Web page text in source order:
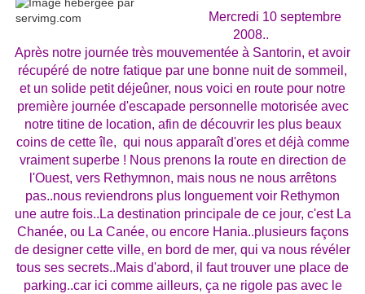
Mercredi 10 septembre
2008..
Après notre journée très mouvementée à Santorin, et avoir
récupéré de notre fatique par une bonne nuit de sommeil,
et un solide petit déjeûner, nous voici en route pour notre
première journée d'escapade personnelle motorisée avec
notre titine de location, afin de découvrir les plus beaux
coins de cette île, qui nous apparaît d'ores et déjà comme
vraiment superbe ! Nous prenons la route en direction de
l'Ouest, vers Rethymnon, mais nous ne nous arrêtons
pas..nous reviendrons plus longuement voir Rethymon
une autre fois..La destination principale de ce jour, c'est La
Chanée, ou La Canée, ou encore Hania..plusieurs façons
de designer cette ville, en bord de mer, qui va nous révéler
tous ses secrets..Mais d'abord, il faut trouver une place de
parking..car ici comme ailleurs, ça ne rigole pas avec le